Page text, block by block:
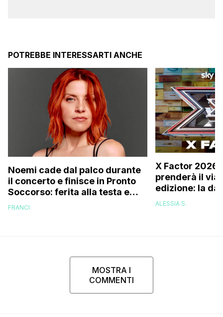
POTREBBE INTERESSARTI ANCHE
Noemi cade dal palco durante
il concerto e finisce in Pronto
Soccorso: ferita alla testa e
sospetta frattura, ecco come
FRANCI
X Factor
prenderà il via
edizione: la
ALESSIA S.
MOSTRA I
COMMENTI